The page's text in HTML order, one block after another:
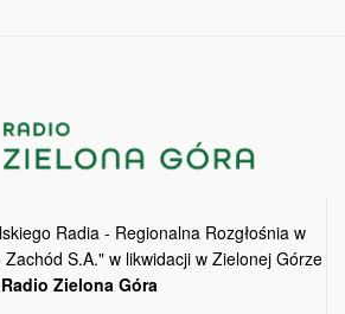
Radia - Regionalna Rozgłośnia w
S.A." w likwidacji w Zielonej Górze
Radio Zielona Góra